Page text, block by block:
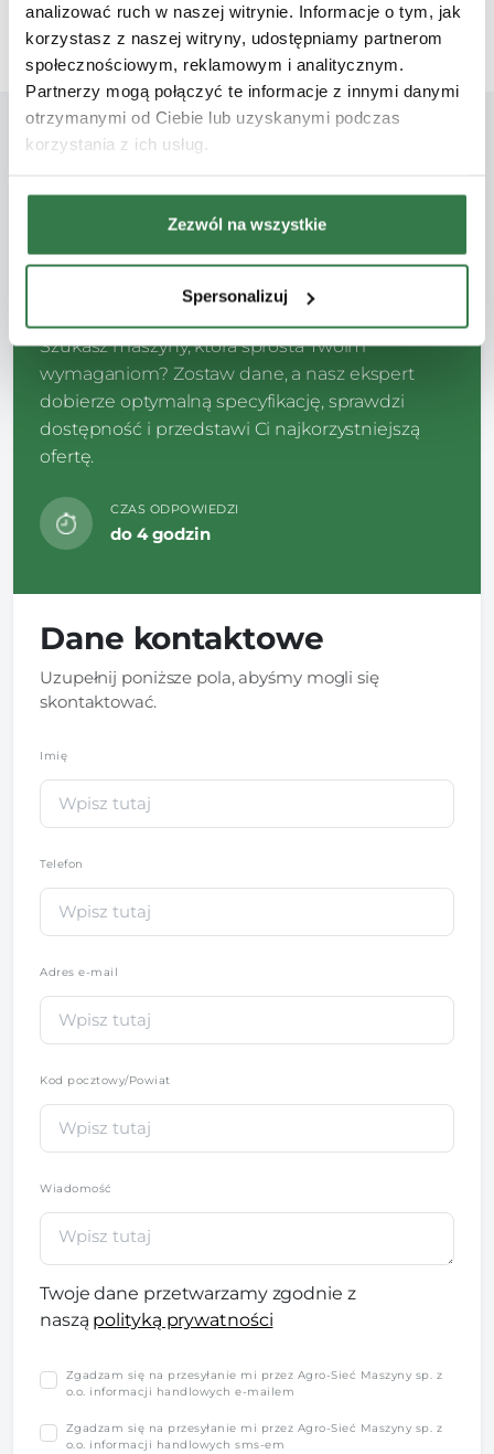
analizować ruch w naszej witrynie. Informacje o tym, jak
korzystasz z naszej witryny, udostępniamy partnerom
społecznościowym, reklamowym i analitycznym.
Partnerzy mogą połączyć te informacje z innymi danymi
otrzymanymi od Ciebie lub uzyskanymi podczas
korzystania z ich usług.
Zezwól na wszystkie
Spersonalizuj
Zapytaj o Zagęszczarki
- chętnie pomożemy!
Szukasz maszyny, która sprosta Twoim
wymaganiom? Zostaw dane, a nasz ekspert
dobierze optymalną specyfikację, sprawdzi
dostępność i przedstawi Ci najkorzystniejszą
ofertę.
CZAS ODPOWIEDZI
do 4 godzin
Dane kontaktowe
Uzupełnij poniższe pola, abyśmy mogli się
skontaktować.
Imię
Telefon
Adres e-mail
Kod pocztowy/Powiat
Wiadomość
Twoje dane przetwarzamy zgodnie z
naszą polityką prywatności
Zgadzam się na przesyłanie mi przez Agro-Sieć Maszyny sp. z
o.o. informacji handlowych e-mailem
Zgadzam się na przesyłanie mi przez Agro-Sieć Maszyny sp. z
o.o. informacji handlowych sms-em